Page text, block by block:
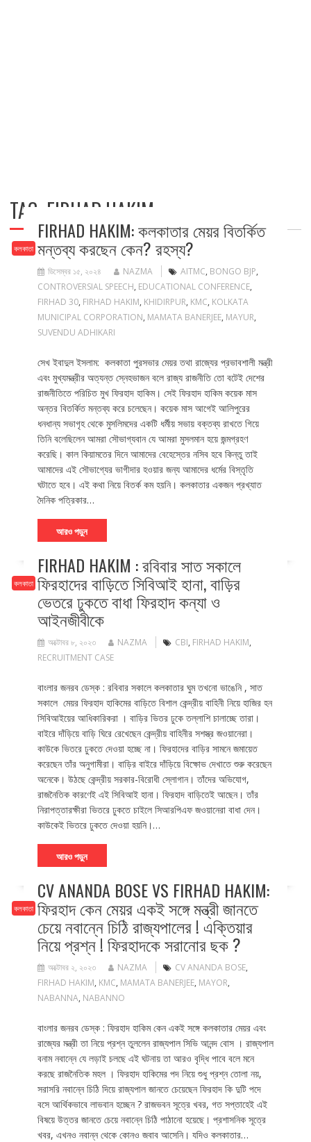
TAG: FIRHAD HAKIM
কলকাতা
FIRHAD HAKIM: কলকাতার মেয়র বিতর্কিত
মন্তব্য করছেন কেন? রহস্য?
ডিসেম্বর ১৫, ২০২৪ NAZMA AITMC, BONGO BJP,
CONTROVERSIAL SPEECH, EDUCATIONAL CONFERENCE,
FIRHAD 30, FIRHAD HAKIM, KHIDIRPUR, KMC, KOLKATA
MUNICIPAL CORPORATION, MAMATA BANERJEE, MAYUR,
SUVENDU ADHIKARI
সেখ ইবাদুল ইসলাম: কলকাতা পুরসভার মেয়র তথা রাজ্যের প্রভাবশালী মন্ত্রী
এবং মুখ্যমন্ত্রীর অত্যন্ত স্নেহভাজন বলে রাজ্য রাজনীতি তো বটেই দেশের
রাজনীতিতে পরিচিত মুখ ফিরহাদ হাকিম। সেই ফিরহাদ হাকিম কয়েক মাস
অন্তর বিতর্কিত মন্তব্য করে চলেছেন। কয়েক মাস আগেই আলিপুরের
ধনধান্য সভাগৃহ থেকে মুসলিমদের একটি ধর্মীয় সভায় বক্তব্য রাখতে গিয়ে
তিনি বলেছিলেন আমরা সৌভাগ্যবান যে আমরা মুসলমান হয়ে জন্মগ্রহণ
করেছি। কাল কিয়ামতের দিনে আমাদের বেহেস্তের নসিব হবে কিন্তু তাই
আমাদের এই সৌভাগ্যের ভাগীদার হওয়ার জন্য আমাদের ধর্মের বিস্তৃতি
ঘটাতে হবে। এই কথা নিয়ে বিতর্ক কম হয়নি। কলকাতার একজন প্রখ্যাত
দৈনিক পত্রিকার…
আরও পড়ুন
কলকাতা
FIRHAD HAKIM : রবিবার সাত সকালে
ফিরহাদের বাড়িতে সিবিআই হানা, বাড়ির
ভেতরে ঢুকতে বাধা ফিরহাদ কন্যা ও
আইনজীবীকে
অক্টোবর ৮, ২০২৩ NAZMA CBI, FIRHAD HAKIM,
RECRUITMENT CASE
বাংলার জনরব ডেস্ক : রবিবার সকালে কলকাতার ঘুম তখনো ভাঙেনি , সাত
সকালে মেয়র ফিরহাদ হাকিমের বাড়িতে বিশাল কেন্দ্রীয় বাহিনী নিয়ে হাজির হন
সিবিআইয়ের আধিকারিকরা । বাড়ির ভিতর ঢুকে তল্লাশি চালাচ্ছে তারা।
বাইরে দাঁড়িয়ে বাড়ি ঘিরে রেখেছেন কেন্দ্রীয় বাহিনীর সশস্ত্র জওয়ানেরা।
কাউকে ভিতরে ঢুকতে দেওয়া হচ্ছে না। ফিরহাদের বাড়ির সামনে জমায়েত
করেছেন তাঁর অনুগামীরা। বাড়ির বাইরে দাঁড়িয়ে বিক্ষোভ দেখাতে শুরু করেছেন
অনেকে। উঠছে কেন্দ্রীয় সরকার-বিরোধী স্লোগান। তাঁদের অভিযোগ,
রাজনৈতিক কারণেই এই সিবিআই হানা। ফিরহাদ বাড়িতেই আছেন। তাঁর
নিরাপত্তারক্ষীরা ভিতরে ঢুকতে চাইলে সিআরপিএফ জওয়ানেরা বাধা দেন।
কাউকেই ভিতরে ঢুকতে দেওয়া হয়নি।…
আরও পড়ুন
কলকাতা
CV ANANDA BOSE VS FIRHAD HAKIM:
ফিরহাদ কেন মেয়র একই সঙ্গে মন্ত্রী জানতে
চেয়ে নবান্নে চিঠি রাজ্যপালের ! এক্তিয়ার
নিয়ে প্রশ্ন ! ফিরহাদকে সরানোর ছক ?
অক্টোবর ২, ২০২৩ NAZMA CV ANANDA BOSE,
FIRHAD HAKIM, KMC, MAMATA BANERJEE, MAYOR,
NABANNA, NABANNO
বাংলার জনরব ডেস্ক : ফিরহাদ হাকিম কেন একই সঙ্গে কলকাতার মেয়র এবং
রাজ্যের মন্ত্রী তা নিয়ে প্রশ্ন তুললেন রাজ্যপাল সিভি আনন্দ বোস । রাজ্যপাল
বনাম নবান্নে যে লড়াই চলছে এই ঘটনায় তা আরও বৃদ্ধি পাবে বলে মনে
করছে রাজনৈতিক মহল । ফিরহাদ হাকিমের পদ নিয়ে শুধু প্রশ্ন তোলা নয়,
সরাসরি নবান্নে চিঠি দিয়ে রাজ্যপাল জানতে চেয়েছেন ফিরহাদ কি দুটি পদে
বসে আর্থিকভাবে লাভবান হচ্ছেন ? রাজভবন সূত্রে খবর, গত সপ্তাহেই এই
বিষয়ে উত্তর জানতে চেয়ে নবান্নে চিঠি পাঠানো হয়েছে। প্রশাসনিক সূত্রে
খবর, এখনও নবান্ন থেকে কোনও জবাব আসেনি। যদিও কলকাতার…